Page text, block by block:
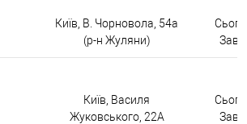
Київ, В. Чорновола, 54а
(р-н Жуляни)
Київ, Василя
Жуковського, 22А